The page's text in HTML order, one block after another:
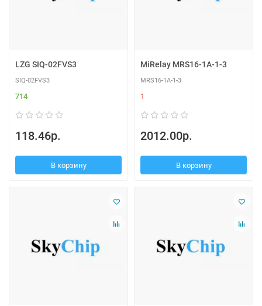
LZG SIQ-02FVS3
SIQ-02FVS3
714
118.46р.
В корзину
MiRelay MRS16-1A-1-3
MRS16-1A-1-3
1
2012.00р.
В корзину